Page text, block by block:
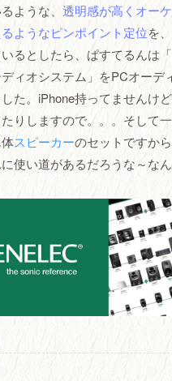
ような、 透明感が高くオー
ようなピンポイント定位を
るとしたら、ぱすてるんは
ィオシステム」をPCオーデ
た。iPhone持ってませんけ
りしますので。。。そして
スピーカーのセットですか
使い道があるだろうな～なん